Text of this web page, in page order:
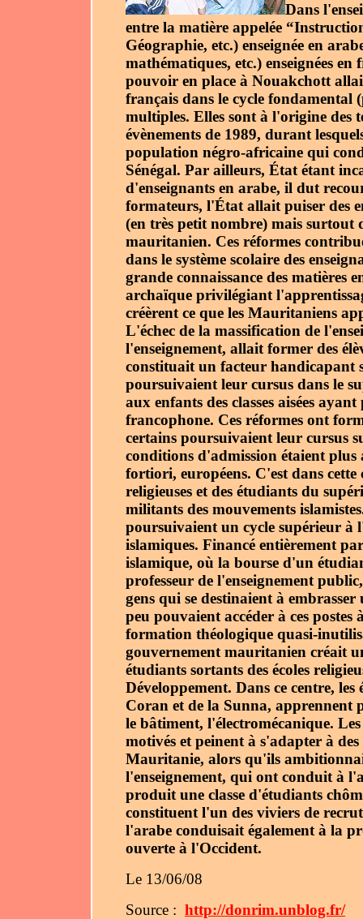
Dans
entre la matière appelée
Géographie, etc.) enseignée en
mathématiques, etc.) enseignées
pouvoir en place à Nouakchott
français dans le cycle fondamental
multiples. Elles sont à l'origine des
évènements de 1989, durant
population négro-africaine qui
Sénégal. Par ailleurs, État étant
d'enseignants en arabe, il dut
formateurs, l'État allait puiser des
(en très petit nombre) mais surtout
mauritanien. Ces réformes
dans le système scolaire des
grande connaissance des matières
archaïque privilégiant
créèrent ce que les Mauritaniens
L'échec de la massification de
l'enseignement, allait former des
constituait un facteur handicapant
poursuivaient leur cursus dans le
aux enfants des classes aisées
francophone. Ces réformes ont
certains poursuivaient leur cursus
conditions d'admission étaient plus
fortiori, européens. C'est dans cette
religieuses et des étudiants du
militants des mouvements
poursuivaient un cycle supérieur à
islamiques. Financé entièrement
islamique, où la bourse d'un
professeur de l'enseignement
gens qui se destinaient à
peu pouvaient accéder à ces
formation théologique quasi-
gouvernement mauritanien créait
étudiants sortants des écoles
Développement. Dans ce centre,
Coran et de la Sunna, apprennent
le bâtiment, l'électromécanique.
motivés et peinent à s'adapter à
Mauritanie, alors qu'ils
l'enseignement, qui ont conduit à
produit une classe d'étudiants
constituent l'un des viviers de
l'arabe conduisait également à la
ouverte à l'Occident.
Le 13/06/08
Source : http://donrim.unblog.fr/